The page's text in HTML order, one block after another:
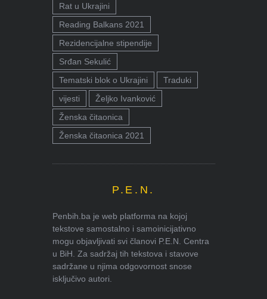
Rat u Ukrajini
Reading Balkans 2021
Rezidencijalne stipendije
Srđan Sekulić
Tematski blok o Ukrajini
Traduki
vijesti
Željko Ivanković
Ženska čitaonica
Ženska čitaonica 2021
P.E.N.
Penbih.ba je web platforma na kojoj
tekstove samostalno i samoinicijativno
mogu objavljivati svi članovi P.E.N. Centra
u BiH. Za sadržaj tih tekstova i stavove
sadržane u njima odgovornost snose
isključivo autori.